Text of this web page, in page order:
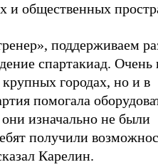
и общественных
поддерживаем
спартакиад. Очень
городах, но и в
помогала
изначально не были
получили
Карелин.